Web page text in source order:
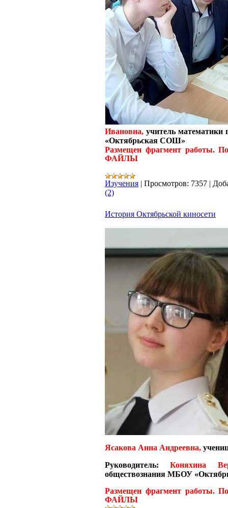
Ивановна, учитель
«Октябрьская СОШ»
Размещен фрагмент работы.
ФАЙЛЫ
Изучения | Просмотров: 7357 |
(2)
История Октябрьской киносети
Ясакова Анна Андреевна,
Руководитель:Коняхина
обществознания МБОУ
Размещен фрагмент работы.
ФАЙЛЫ